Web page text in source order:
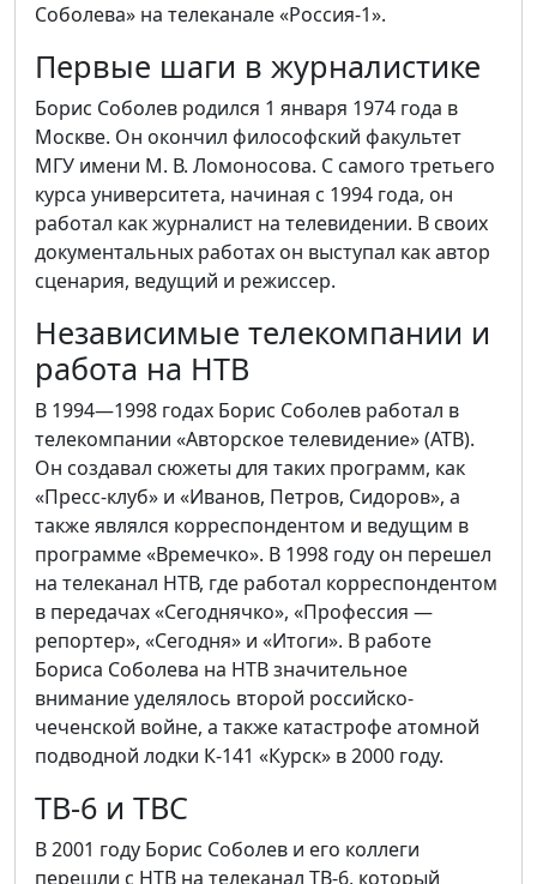
Соболева» на телеканале «Россия-1».
Первые шаги в журналистике
Борис Соболев родился 1 января 1974 года в
Москве. Он окончил философский факультет
МГУ имени М. В. Ломоносова. С самого третьего
курса университета, начиная с 1994 года, он
работал как журналист на телевидении. В своих
документальных работах он выступал как автор
сценария, ведущий и режиссер.
Независимые телекомпании и
работа на НТВ
В 1994—1998 годах Борис Соболев работал в
телекомпании «Авторское телевидение» (АТВ).
Он создавал сюжеты для таких программ, как
«Пресс-клуб» и «Иванов, Петров, Сидоров», а
также являлся корреспондентом и ведущим в
программе «Времечко». В 1998 году он перешел
на телеканал НТВ, где работал корреспондентом
в передачах «Сегоднячко», «Профессия —
репортер», «Сегодня» и «Итоги». В работе
Бориса Соболева на НТВ значительное
внимание уделялось второй российско-
чеченской войне, а также катастрофе атомной
подводной лодки К-141 «Курск» в 2000 году.
ТВ-6 и ТВС
В 2001 году Борис Соболев и его коллеги
перешли с НТВ на телеканал ТВ-6, который